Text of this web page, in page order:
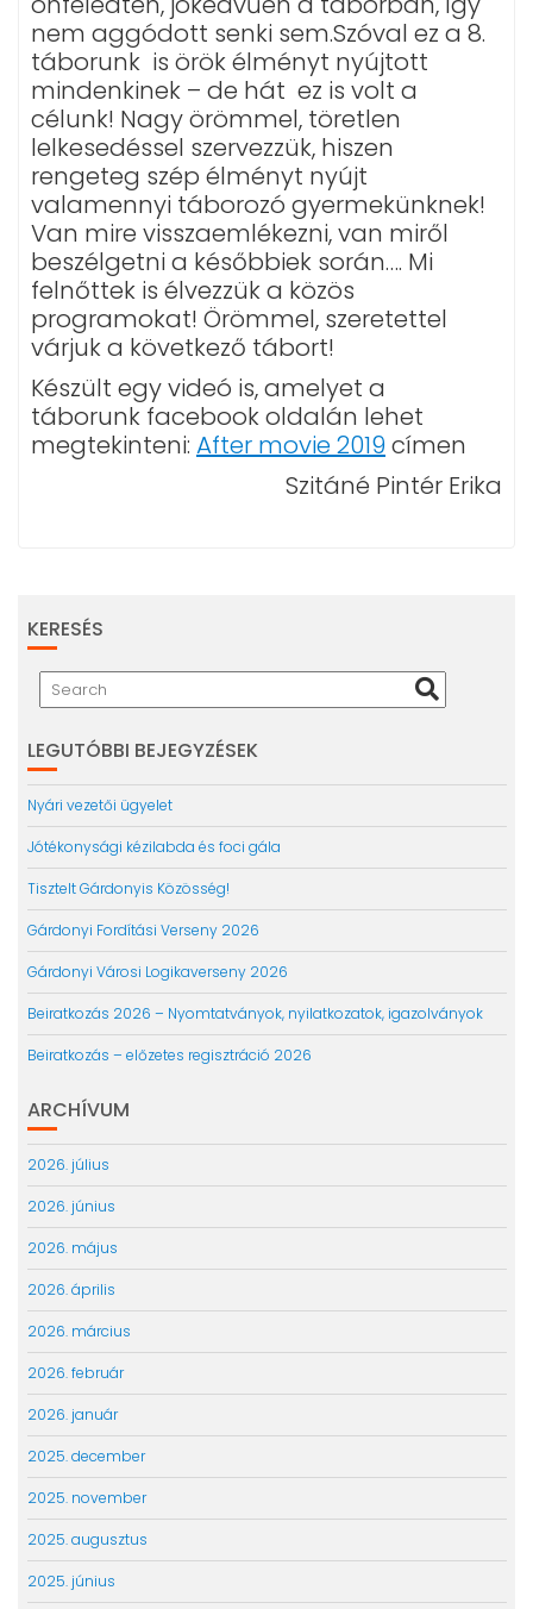
nem aggódott senki sem.Szóval ez a 8.
táborunk is örök élményt nyújtott
mindenkinek – de hát ez is volt a
célunk! Nagy örömmel, töretlen
lelkesedéssel szervezzük, hiszen
rengeteg szép élményt nyújt
valamennyi táborozó gyermekünknek!
Van mire visszaemlékezni, van miről
beszélgetni a későbbiek során…. Mi
felnőttek is élvezzük a közös
programokat! Örömmel, szeretettel
várjuk a következő tábort!
Készült egy videó is, amelyet a
táborunk facebook oldalán lehet
megtekinteni: After movie 2019címen
Szitáné Pintér Erika
KERESÉS
LEGUTÓBBI BEJEGYZÉSEK
Nyári vezetői ügyelet
Jótékonysági kézilabda és foci gála
Tisztelt Gárdonyis Közösség!
Gárdonyi Fordítási Verseny 2026
Gárdonyi Városi Logikaverseny 2026
Beiratkozás 2026 – Nyomtatványok, nyilatkozatok, igazolványok
Beiratkozás – előzetes regisztráció 2026
ARCHÍVUM
2026. július
2026. június
2026. május
2026. április
2026. március
2026. február
2026. január
2025. december
2025. november
2025. augusztus
2025. június